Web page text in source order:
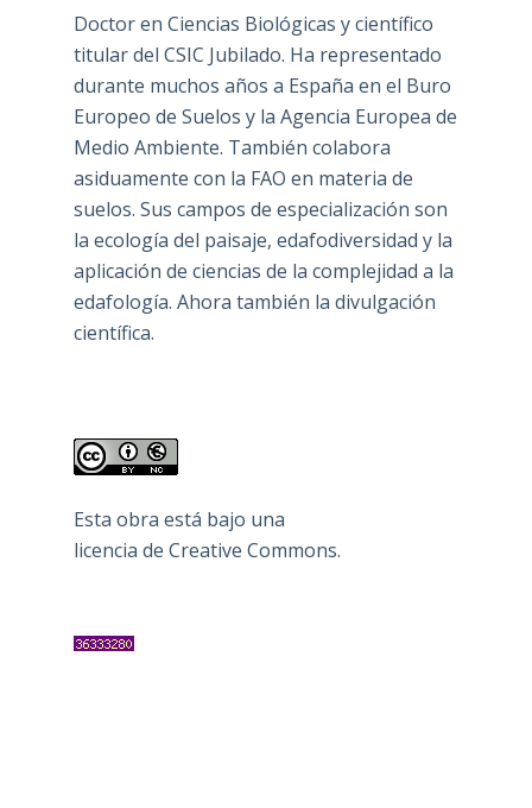
Doctor en Ciencias Biológicas y científico
titular del CSIC Jubilado. Ha representado
durante muchos años a España en el Buro
Europeo de Suelos y la Agencia Europea de
Medio Ambiente. También colabora
asiduamente con la FAO en materia de
suelos. Sus campos de especialización son
la ecología del paisaje, edafodiversidad y la
aplicación de ciencias de la complejidad a la
edafología. Ahora también la divulgación
científica.
Esta obra está bajo una
licencia de Creative Commons.